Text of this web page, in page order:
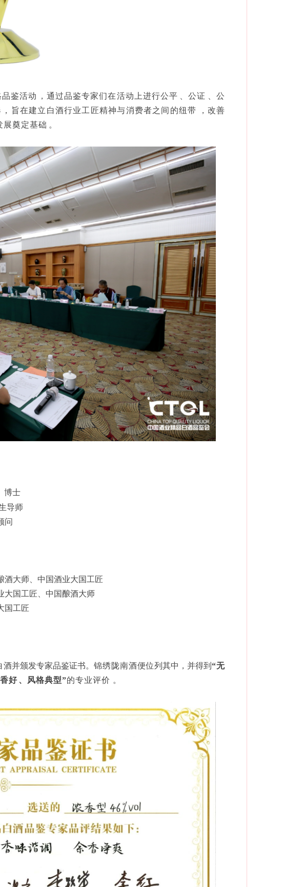
动，通过品鉴专家们在活动上进行公平、公证、公
，旨在建立白酒行业工匠精神与消费者之间的纽带，改善
定基础。
博士
导师
问
酒大师、中国酒业大国工匠
工匠、中国酿酒大师
国工匠
并颁发专家品鉴证书。锦绣陇南酒便位列其中，并得到 “无
香好、风格典型”的专业评价。